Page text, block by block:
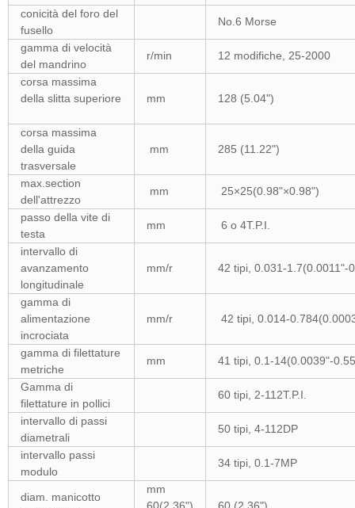
conicità del foro del
fusello
No.6 Morse
gamma di velocità
del mandrino
r/min 12 modifiche, 25-2000
corsa massima
della slitta superiore
mm 128 (5.04")
corsa massima
della guida
trasversale
mm 285 (11.22")
max.section
dell'attrezzo
mm 25×25(0.98"×0.98")
passo della vite di
testa
mm 6 o 4T.P.I.
intervallo di
avanzamento
longitudinale
mm/r 42 tipi, 0.031-1.7(0.0011"-
gamma di
alimentazione
incrociata
mm/r 42 tipi, 0.014-
gamma di filettature
metriche
mm 41 tipi, 0.1-14(0.0039"-
Gamma di
filettature in pollici
60 tipi, 2-112T.P.I.
intervallo di passi
diametrali
50 tipi, 4-112DP
intervallo passi
modulo
34 tipi, 0.1-7MP
diam. manicotto
mm